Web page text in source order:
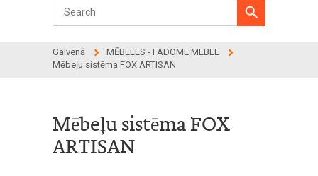
Galvenā
MĒBELES - FADOME MEBLE
Mēbeļu sistēma FOX ARTISAN
Mēbeļu sistēma FOX
ARTISAN